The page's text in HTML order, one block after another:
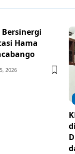
Bersinergi
Hama
2026